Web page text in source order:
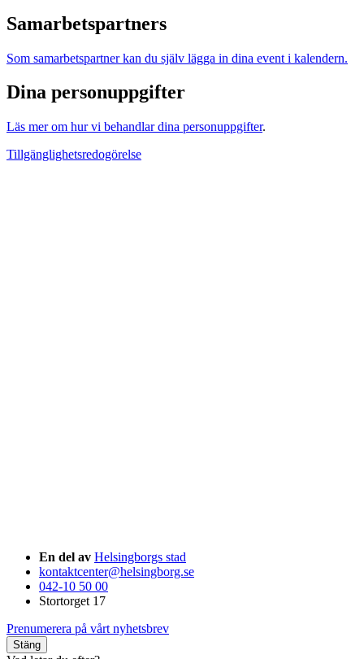
Samarbetspartners
Som samarbetspartner kan du själv lägga in dina event i kalendern.
Dina personuppgifter
Läs mer om hur vi behandlar dina personuppgifter.
Tillgänglighetsredogörelse
En del av Helsingborgs stad
kontaktcenter@helsingborg.se
042-10 50 00
Stortorget 17
Prenumerera på vårt nyhetsbrev
Stäng